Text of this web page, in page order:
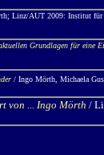
Linz/AUT 2009: Institut
Grundlagen für eine
/ Ingo Mörth, Michaela
von ... Ingo Mörth /